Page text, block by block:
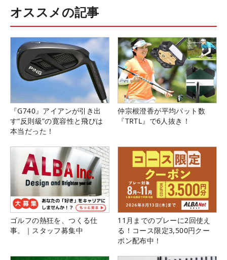
オススメの記事
『G740』アイアンが引き出
す“反則級”の寛容性と飛びは
本当だった！
仲宗根澄香が平均パット数
『TRTL』で6人抜き！
ゴルフの熱狂を、つくる仕
事。｜スタッフ募集中
11月までのプレーに2回使え
る！コース限定3,500円クー
ポン配布中！